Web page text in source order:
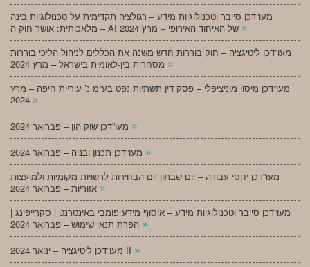
מעו”דכן סייבר וטכנולוגיות מידע – רגולציה תקדימית על טכנולוגיות בינה
»
מעו”דכן ליטיגציה – חוק בוררות חדש משנה את הכללים לניהול הליכי בוררות
»
מעו”דכן מיסוי מוניציפלי – פסק דין תשתיות נפט בע”מ נ’ עיריית חיפה – מרץ
»
»
»
מעו”דכן יחסי עבודה – יום שבתון יום הבחירות לרשויות מקומיות ולמועצות
»
מעו”דכן סייבר וטכנולוגיות מידע – איסוף מידע פומבי באינטרנט | סקרייפינג |
»
מעו”דכן ליטיגציה – ינואר 2024 II »